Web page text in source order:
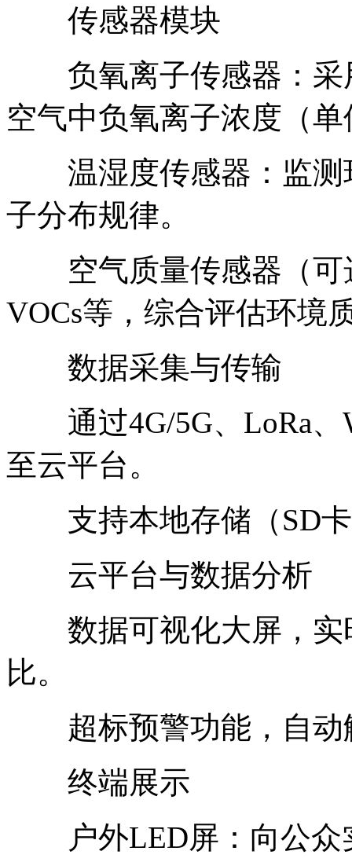
传感器模块
负氧离子传感器：采
空气中负氧离子浓度（
温湿度传感器：监测
子分布规律。
空气质量传感器（可
VOCs等，综合评估环境
数据采集与传输
通过4G/5G、LoRa、
至云平台。
支持本地存储（SD卡
云平台与数据分析
数据可视化大屏，实
比。
超标预警功能，自动
终端展示
户外LED屏：向公众